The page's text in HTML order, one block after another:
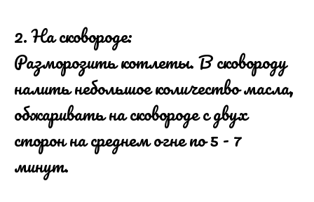
2. На сковороде:
Разморозить котлеты. В сковороду
налить небольшое количество масла,
обжаривать на сковороде с двух
сторон на среднем огне по 5 - 7
минут.